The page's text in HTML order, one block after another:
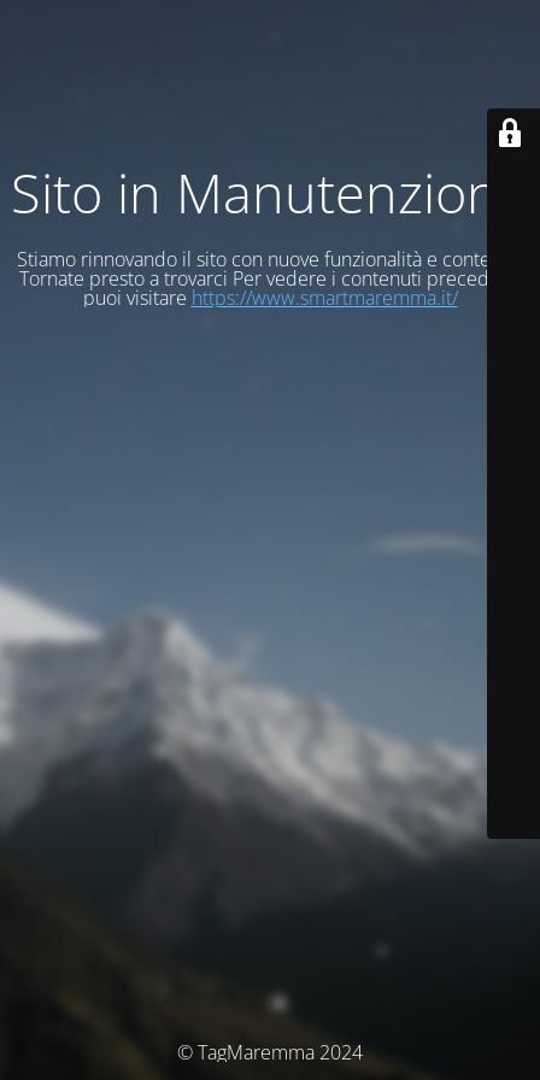
Sito in Manutenzione
Stiamo rinnovando il sito con nuove funzionalità e contenuti
Tornate presto a trovarci Per vedere i contenuti precedenti
puoi visitare https://www.smartmaremma.it/
© TagMaremma 2024